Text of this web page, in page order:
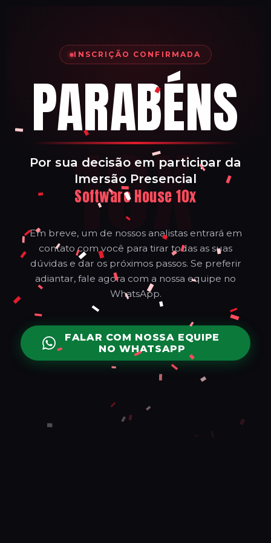
10X
INSCRIÇÃO CONFIRMADA
PARABÉNS
Por sua decisão em participar da
Imersão Presencial
Software House 10x
Em breve, um de nossos analistas entrará em
contato com você para tirar todas as suas
dúvidas e dar os próximos passos. Se preferir
adiantar, fale agora com a nossa equipe no
WhatsApp.
FALAR COM NOSSA EQUIPE
NO WHATSAPP